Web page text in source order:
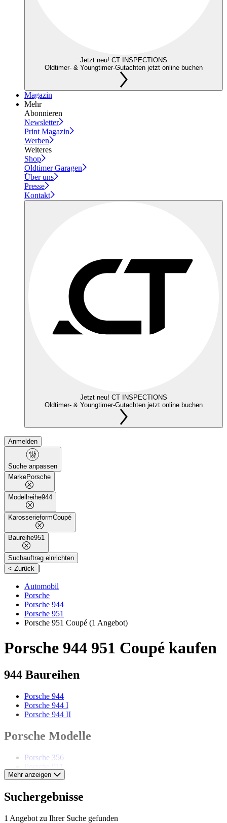
Jetzt neu! CT INSPECTIONS
Oldtimer- & Youngtimer-Gutachten jetzt online buchen
Magazin
Mehr
Abonnieren
Newsletter
Print Magazin
Werben
Weiteres
Shop
Oldtimer Garagen
Über uns
Presse
Kontakt
Jetzt neu! CT INSPECTIONS
Oldtimer- & Youngtimer-Gutachten jetzt online buchen
Anmelden
Suche anpassen
MarkePorsche
Modellreihe944
KarosserieformCoupé
Baureihe951
Suchauftrag einrichten
< Zurück |
Automobil
Porsche
Porsche 944
Porsche 951
Porsche 951 Coupé (1 Angebot)
Porsche 944 951 Coupé kaufen
944 Baureihen
Porsche 944
Porsche 944 I
Porsche 944 II
Porsche Modelle
Porsche 356
Porsche 912
Porsche 924
Porsche 928
Porsche 968
Mehr anzeigen
Suchergebnisse
1 Angebot zu Ihrer Suche gefunden